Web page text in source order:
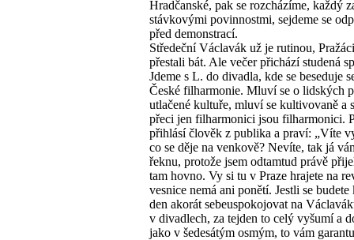
Hradčanské, pak se rozcházíme, každý
stávkovými povinnostmi, sejdeme se
před demonstrací.
Středeční Václavák už je rutinou,
přestali bát. Ale večer přichází studená
Jdeme s L. do divadla, kde se beseduje
České filharmonie. Mluví se o lidských
utlačené kultuře, mluví se kultivovaně a
přeci jen filharmonici jsou filharmonici.
přihlásí člověk z publika a praví: „Víte
co se děje na venkově? Nevíte, tak já
řeknu, protože jsem odtamtud právě
tam hovno. Vy si tu v Praze hrajete na
vesnice nemá ani ponětí. Jestli se budete
den akorát sebeuspokojovat na
v divadlech, za tejden to celý vyšumí a
jako v šedesátým osmým, to vám